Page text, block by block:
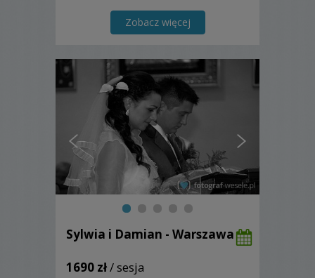
mnie fascynują.Zobacz więcej
Sylwia i Damian - Warszawa
1690 zł/ sesja